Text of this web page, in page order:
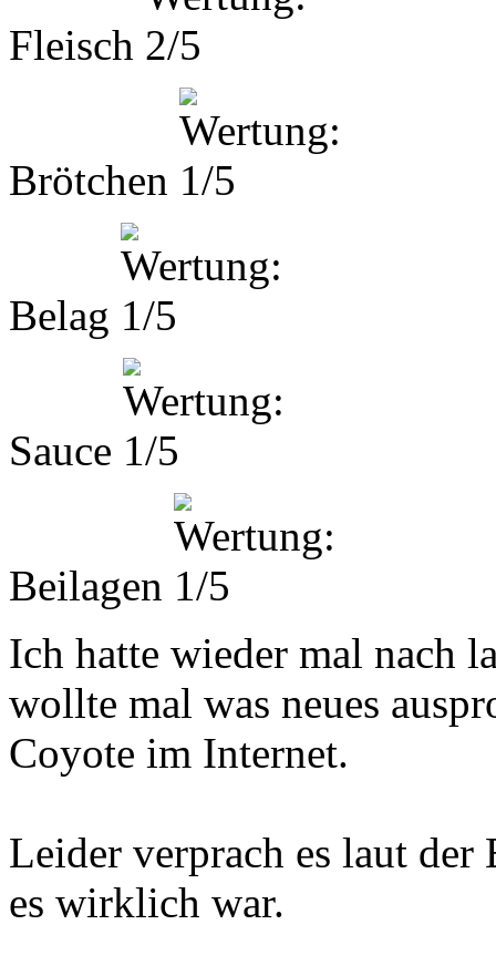
Fleisch
Brötchen
Belag
Sauce
Beilagen
Ich hatte wieder mal nach
wollte mal was neues
Coyote im Internet.
Leider verprach es laut der
es wirklich war.